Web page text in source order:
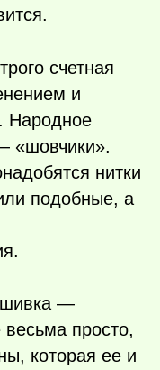
счетная
и
Народное
«шовчики».
нитки
подобные, а
—
просто,
которая ее и